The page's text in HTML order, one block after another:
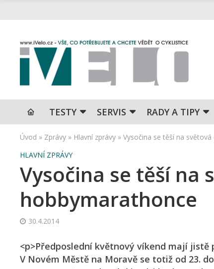
TESTY SERVIS RADY A TIPY
Úvod » Zprávy » Hlavní zprávy » Vysočina se těší na
HLAVNÍ ZPRÁVY
Vysočina se těší na
hobbymarathonce
30.4.2014
<p>Předposlední květnový víkend mají
V Novém Městě na Moravě se totiž od 23.